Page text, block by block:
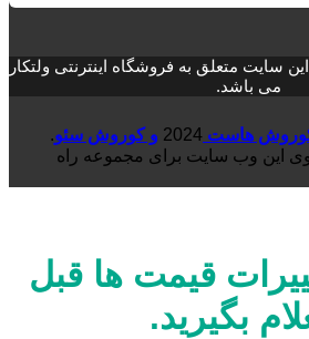
سایت متعلق به فروشگاه اینترنتی ولتکار
می باشد.
هاست 2024 و کوروش سئو.
این وب سایت برای مجموعه راه
قیمت ها قبل
بگیرید.